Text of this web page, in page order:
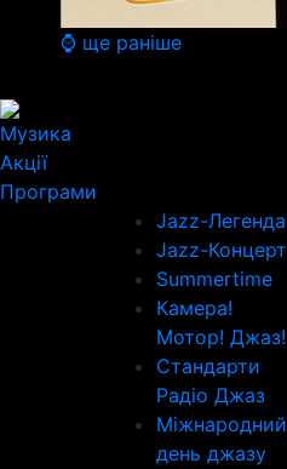
⌚ ще раніше
Музика
Акції
Програми
Jazz-Легенда
Jazz-Концерт
Summertime
Камера!
Мотор! Джаз!
Стандарти
Радіо Джаз
Міжнародний
день джазу